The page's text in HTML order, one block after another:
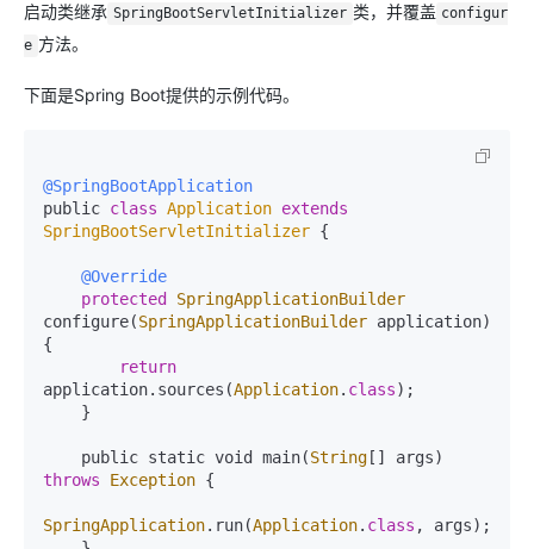
启动类继承 SpringBootServletInitializer 类，并覆盖 configur
e 方法。
下面是Spring Boot提供的示例代码。
@SpringBootApplication
public class Application extends
SpringBootServletInitializer {
@Override
protected
SpringApplicationBuilder
configure(SpringApplicationBuilder application)
{
return
application.sources(Application. class);
    public static void main(
String
throws
Exception {
SpringApplication.run(Application. class , args);